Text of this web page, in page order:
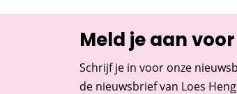
Meld je aan
Schrijf je in voor onze
de nieuwsbrief van Loes